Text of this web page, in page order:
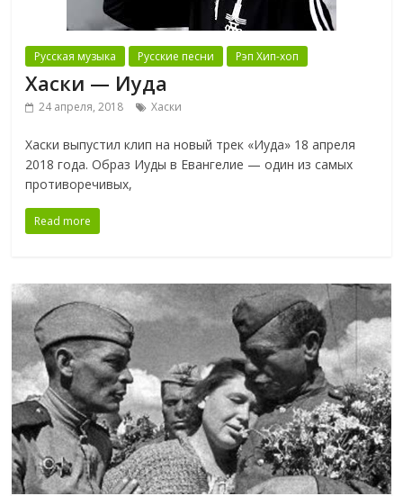
Русская музыка Русские песни Рэп Хип-хоп
Хаски — Иуда
24 апреля, 2018 Хаски
Хаски выпустил клип на новый трек «Иуда» 18 апреля
2018 года. Образ Иуды в Евангелие — один из самых
противоречивых,
Read more